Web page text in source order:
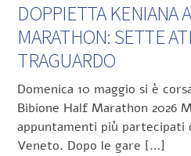
DOPPIETTA KENIANA
MARATHON: SETTE
TRAGUARDO
Domenica 10 maggio si è
Bibione Half Marathon 2026
appuntamenti più partecipati
Veneto. Dopo le gare […]